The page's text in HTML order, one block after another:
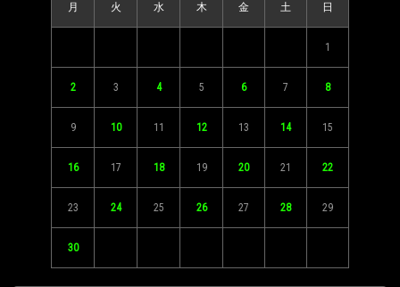
月 火 水 木 金 土 日
1
2 3 4 5 6 7 8
9 10 11 12 13 14 15
16 17 18 19 20 21 22
23 24 25 26 27 28 29
30